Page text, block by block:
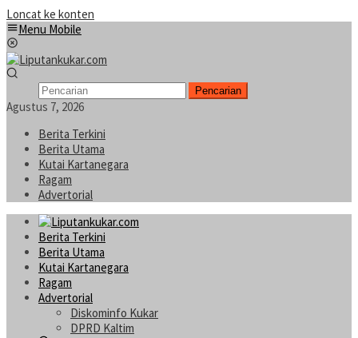
Loncat ke konten
Menu Mobile
Pencarian
Agustus 7, 2026
Berita Terkini
Berita Utama
Kutai Kartanegara
Ragam
Advertorial
Berita Terkini
Berita Utama
Kutai Kartanegara
Ragam
Advertorial
Diskominfo Kukar
DPRD Kaltim